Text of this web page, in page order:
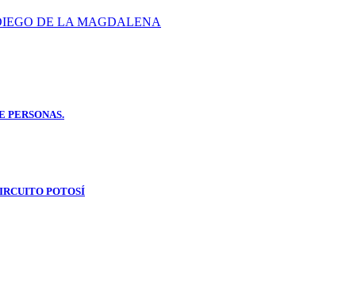
DE LA MAGDALENA
PERSONAS.
POTOSÍ